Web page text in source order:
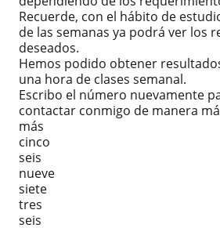
Recuerde, con el hábito de
de las semanas ya podrá ver los
deseados.
Hemos podido obtener
una hora de clases semanal.
Escribo el número nuevamente
contactar conmigo de manera
más
cinco
seis
nueve
siete
tres
seis